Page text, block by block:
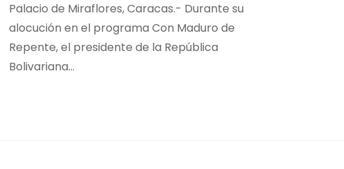
Palacio de Miraflores, Caracas.- Durante su
alocución en el programa Con Maduro de
Repente, el presidente de la República
Bolivariana…